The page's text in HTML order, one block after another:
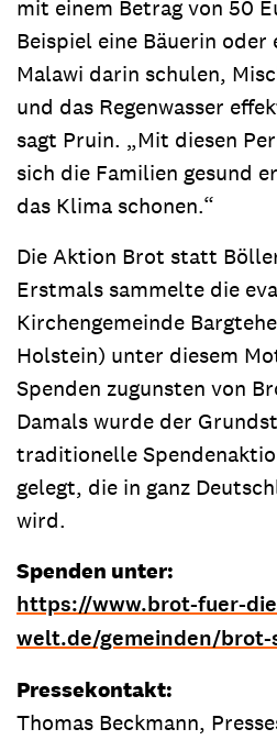
mit einem Betrag von 50
Beispiel eine Bäuerin oder
Malawi darin schulen,
und das Regenwasser
sagt Pruin. „Mit diesen
sich die Familien gesund
das Klima schonen.“
Die Aktion Brot statt
Erstmals sammelte die
Kirchengemeinde
Holstein) unter diesem
Spenden zugunsten von
Damals wurde der
traditionelle
gelegt, die in ganz
wird.
Spenden unter:
https://www.brot-fuer-
welt.de/gemeinden/
Pressekontakt:
Thomas Beckmann,